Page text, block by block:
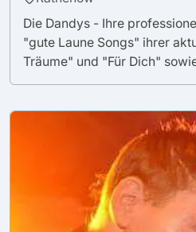
Die Dandys - Ihre
"gute Laune Songs" ihrer
Träume" und "Für Dich"